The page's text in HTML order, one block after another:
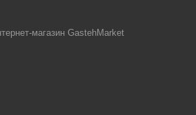
магазин GastehMarket